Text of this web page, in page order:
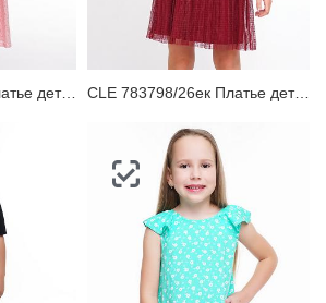
CLE 783164/26кр Платье детское CLE 783798/26ек Платье детское